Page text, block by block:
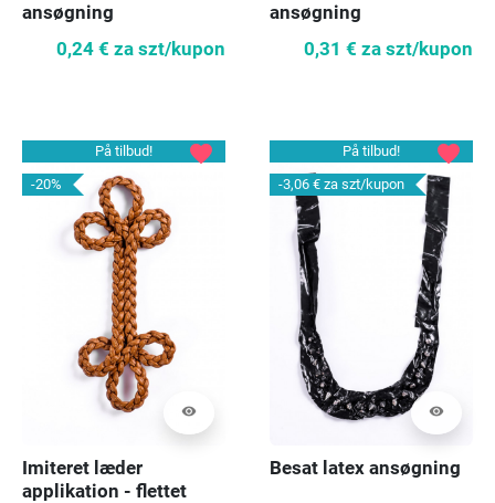
ansøgning
0,24 € za szt/kupon
ansøgning
0,31 € za szt/kupon
På tilbud!
-20%
visibility
favorite
Imiteret læder
applikation - flettet
På tilbud!
-3,06 € za szt/kupon
visibility
favorite
Besat latex ansøgning